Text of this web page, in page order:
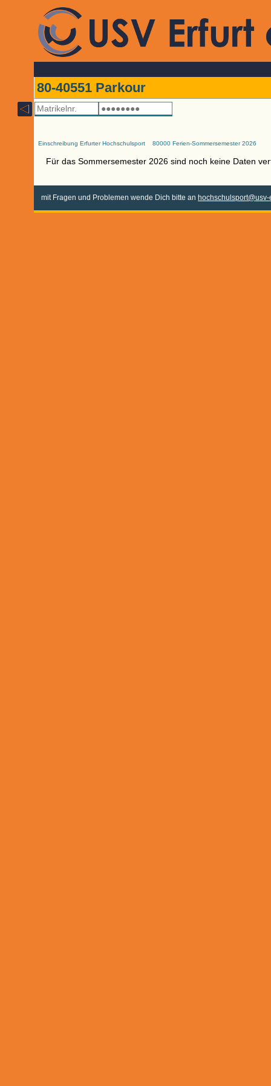
80-40551 Parkour
Einschreibung Erfurter Hochschulsport 80000 Ferien-Sommersemester 2026
Für das Sommersemester 2026 sind noch keine Daten
mit Fragen und Problemen wende Dich bitte an